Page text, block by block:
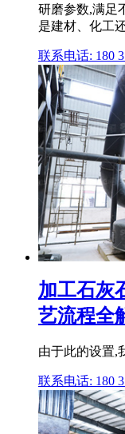
研磨参数,满足
是建材、化工
联系电话: 180
加工石灰
艺流程全
由于此的设置,
联系电话: 180